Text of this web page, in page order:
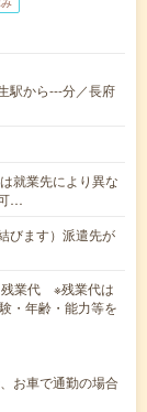
駅から---分／長府
就業先により異な
…
びます）派遣先が
残業代 ※残業代は
年齢・能力等を
お車で通勤の場合